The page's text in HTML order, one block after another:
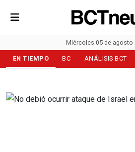
Miércoles 05 de agosto
EN TIEMPO BC ANÁLISIS BCT